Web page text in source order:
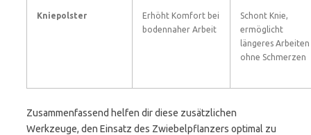
Kniepolster
Erhöht Komfort bei
bodennaher Arbeit
Schont Knie,
ermöglicht
längeres Arbeiten
ohne Schmerzen
Zusammenfassend helfen dir diese zusätzlichen
Werkzeuge, den Einsatz des Zwiebelpflanzers optimal zu